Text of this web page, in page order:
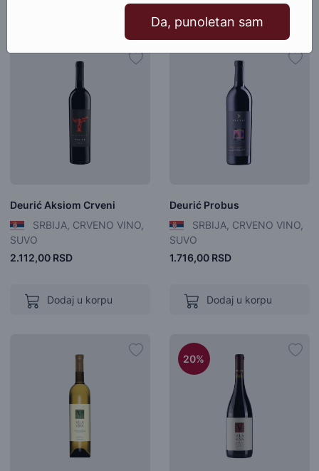
Dodaj u korpu
Deurić Aksiom Crveni
SRBIJA, CRVENO VINO,
SUVO
2.112,00 RSD
Dodaj u korpu
Deurić Probus
SRBIJA, CRVENO VINO,
SUVO
1.716,00 RSD
Dodaj u korpu
20%
Da, punoletan sam